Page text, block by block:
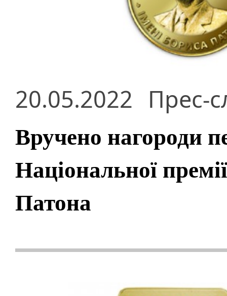
20.05.2022 Прес-
Вручено нагороди
Національної
Патона